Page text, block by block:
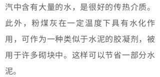
汽中含有大量的水，是很好的传热介质。
此外，粉煤灰在一定温度下具有水化作
用，可作为一种类似于水泥的胶凝剂，被
用于许多砌块中。这样可以节省一部分水
泥。